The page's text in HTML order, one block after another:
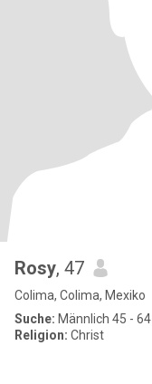
Rosy, 47
Colima, Colima, Mexiko
Suche: Männlich 45 - 64
Religion: Christ